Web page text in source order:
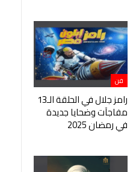
فن
رامز جلال في الحلقة الـ13
مفاجآت وضحايا جديدة
في رمضان 2025